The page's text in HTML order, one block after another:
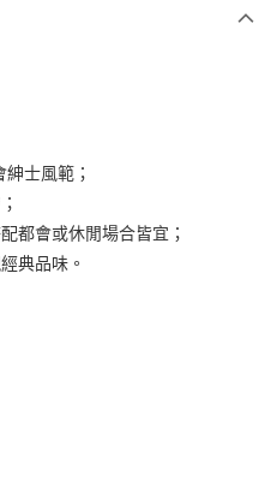
士風範；
都會或休閒場合皆宜；
典品味。